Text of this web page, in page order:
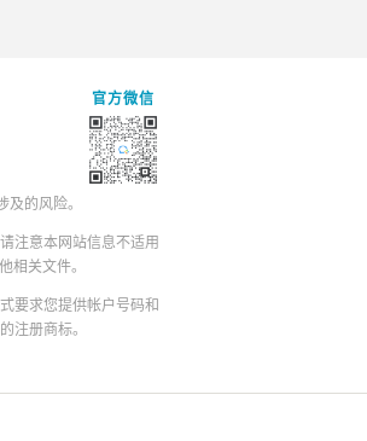
官方微信
的风险。
注意本网站信息不适用
相关文件。
要求您提供帐户号码和
注册商标。